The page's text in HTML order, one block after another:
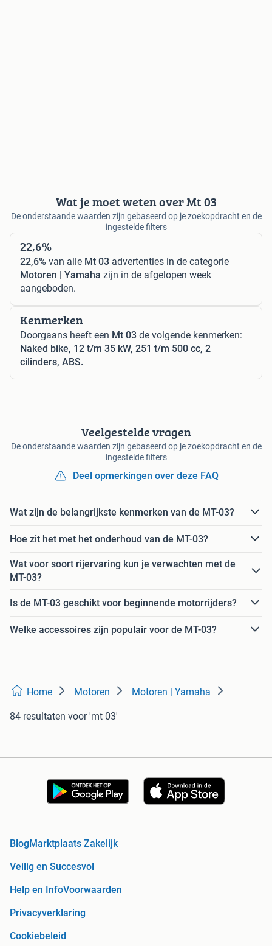
Wat je moet weten over Mt 03
De onderstaande waarden zijn gebaseerd op je zoekopdracht en de
ingestelde filters
22,6%
22,6% van alle Mt 03 advertenties in de categorie
Motoren | Yamaha zijn in de afgelopen week
aangeboden.
Kenmerken
Doorgaans heeft een Mt 03 de volgende kenmerken:
Naked bike, 12 t/m 35 kW, 251 t/m 500 cc, 2
cilinders, ABS.
Veelgestelde vragen
De onderstaande waarden zijn gebaseerd op je zoekopdracht en de
ingestelde filters
Deel opmerkingen over deze FAQ
Wat zijn de belangrijkste kenmerken van de MT-03?
Hoe zit het met het onderhoud van de MT-03?
Wat voor soort rijervaring kun je verwachten met de
MT-03?
Is de MT-03 geschikt voor beginnende motorrijders?
Welke accessoires zijn populair voor de MT-03?
Home Motoren Motoren | Yamaha
84 resultaten voor 'mt 03'
BlogMarktplaats Zakelijk
Veilig en Succesvol
Help en InfoVoorwaarden
Privacyverklaring
Cookiebeleid